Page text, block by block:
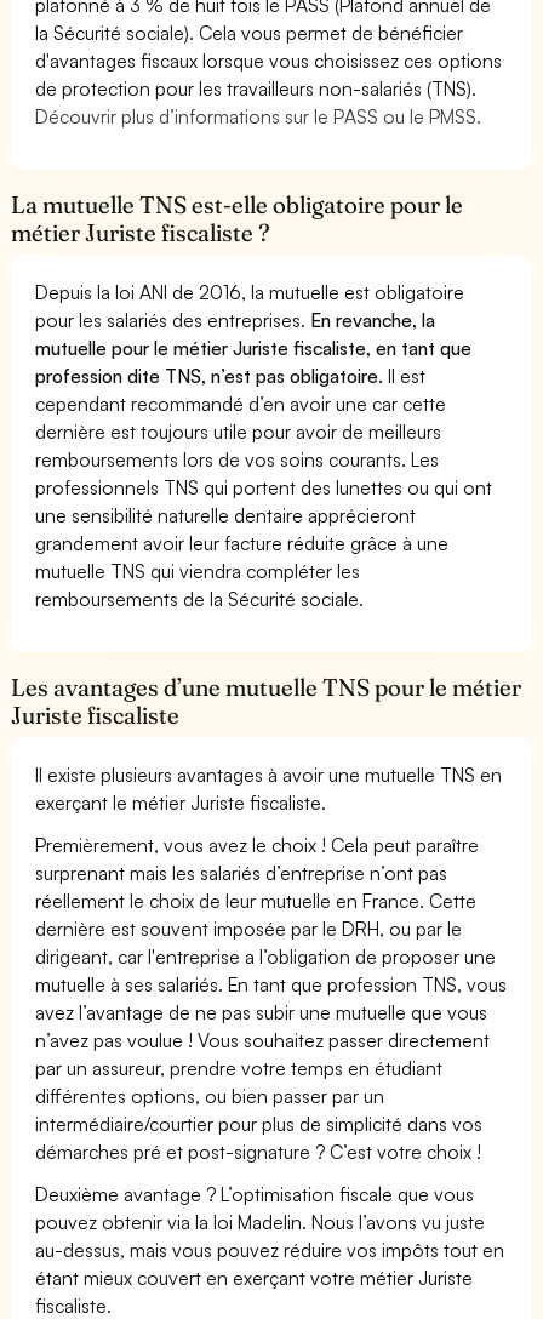
la Sécurité sociale). Cela vous permet de bénéficier
d'avantages fiscaux lorsque vous choisissez ces options
de protection pour les travailleurs non-salariés (TNS).
Découvrir plus d’informations sur le PASS ou le PMSS.
La mutuelle TNS est-elle obligatoire pour le
métier Juriste fiscaliste ?
Depuis la loi ANI de 2016, la mutuelle est obligatoire
pour les salariés des entreprises. En revanche, la
mutuelle pour le métier Juriste fiscaliste, en tant que
profession dite TNS, n’est pas obligatoire.Il est
cependant recommandé d’en avoir une car cette
dernière est toujours utile pour avoir de meilleurs
remboursements lors de vos soins courants. Les
professionnels TNS qui portent des lunettes ou qui ont
une sensibilité naturelle dentaire apprécieront
grandement avoir leur facture réduite grâce à une
mutuelle TNS qui viendra compléter les
remboursements de la Sécurité sociale.
Les avantages d’une mutuelle TNS pour le métier
Juriste fiscaliste
Il existe plusieurs avantages à avoir une mutuelle TNS en
exerçant le métier Juriste fiscaliste.
Premièrement, vous avez le choix ! Cela peut paraître
surprenant mais les salariés d’entreprise n’ont pas
réellement le choix de leur mutuelle en France. Cette
dernière est souvent imposée par le DRH, ou par le
dirigeant, car l'entreprise a l’obligation de proposer une
mutuelle à ses salariés. En tant que profession TNS, vous
avez l’avantage de ne pas subir une mutuelle que vous
n’avez pas voulue ! Vous souhaitez passer directement
par un assureur, prendre votre temps en étudiant
différentes options, ou bien passer par un
intermédiaire/courtier pour plus de simplicité dans vos
démarches pré et post-signature ? C’est votre choix !
Deuxième avantage ? L’optimisation fiscale que vous
pouvez obtenir via la loi Madelin. Nous l’avons vu juste
au-dessus, mais vous pouvez réduire vos impôts tout en
étant mieux couvert en exerçant votre métier Juriste
fiscaliste.